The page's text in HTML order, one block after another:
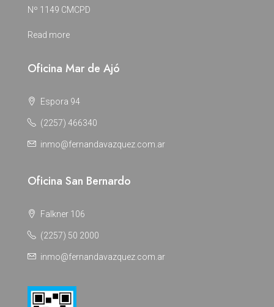
Nº 1149 CMCPD
Read more
Oficina Mar de Ajó
Espora 94
(2257) 466340
inmo@fernandavazquez.com.ar
Oficina San Bernardo
Falkner 106
(2257) 50 2000
inmo@fernandavazquez.com.ar